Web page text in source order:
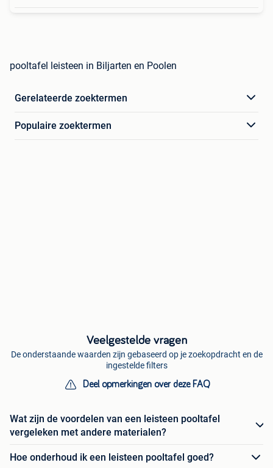
pooltafel leisteen in Biljarten en Poolen
Gerelateerde zoektermen
Populaire zoektermen
Veelgestelde vragen
De onderstaande waarden zijn gebaseerd op je zoekopdracht en de
ingestelde filters
Deel opmerkingen over deze FAQ
Wat zijn de voordelen van een leisteen pooltafel
vergeleken met andere materialen?
Hoe onderhoud ik een leisteen pooltafel goed?